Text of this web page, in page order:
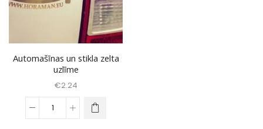
Automašīnas un stikla zelta
uzlīme
€2.24
Automašīnas